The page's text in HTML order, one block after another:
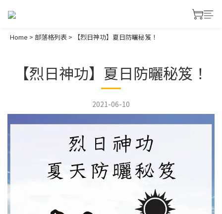
Home > 部落格列表 > 【烈日神功】夏日防曬秘笈！
【烈日神功】夏日防曬秘笈！
2021-06-10